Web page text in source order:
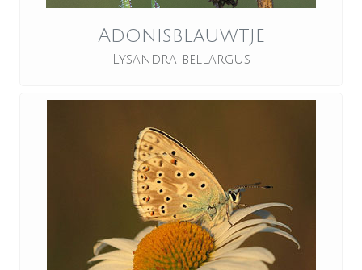
Adonisblauwtje
Lysandra bellargus